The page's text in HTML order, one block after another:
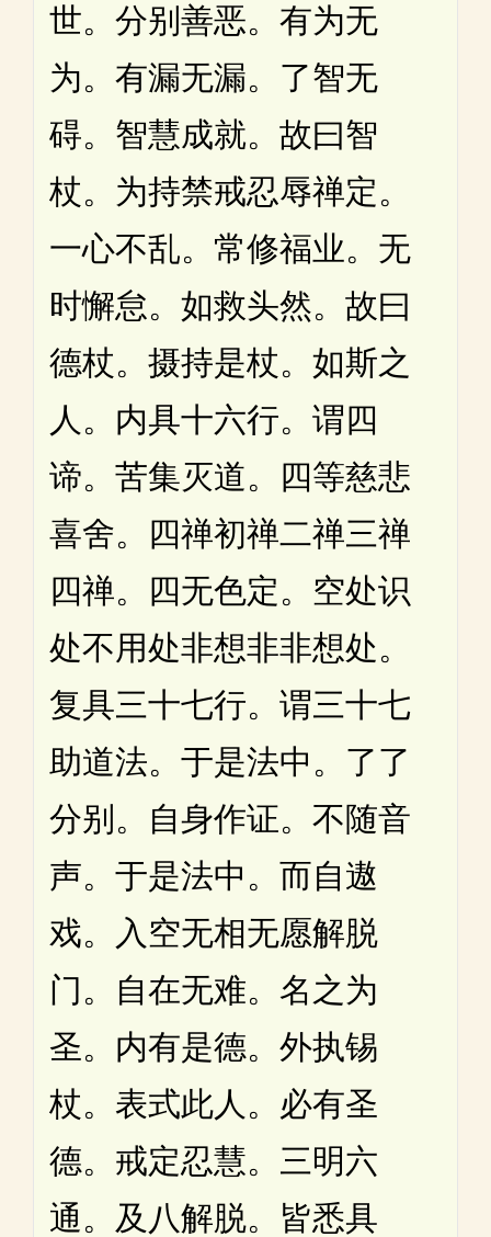
世。分别善恶。有为无
为。有漏无漏。了智无
碍。智慧成就。故曰智
杖。为持禁戒忍辱禅定。
一心不乱。常修福业。无
时懈怠。如救头然。故曰
德杖。摄持是杖。如斯之
人。内具十六行。谓四
谛。苦集灭道。四等慈悲
喜舍。四禅初禅二禅三禅
四禅。四无色定。空处识
处不用处非想非非想处。
复具三十七行。谓三十七
助道法。于是法中。了了
分别。自身作证。不随音
声。于是法中。而自遨
戏。入空无相无愿解脱
门。自在无难。名之为
圣。内有是德。外执锡
杖。表式此人。必有圣
德。戒定忍慧。三明六
通。及八解脱。皆悉具